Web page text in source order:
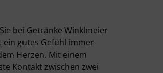
bei Getränke Winklmeier
gutes Gefühl immer
Herzen. Mit einem
Kontakt zwischen zwei